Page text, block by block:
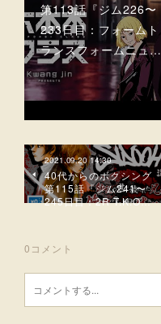
第113話『ジム226〜
233日目：フォームト
ランスフォームニュ…
2021.09.20 14:30
40代からのボクシング
第115話『ジム241〜
245日目：2R T.K.O…
0 コメント